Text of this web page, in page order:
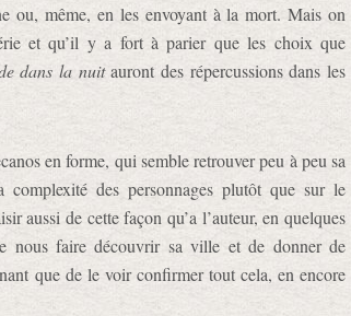
ou, même, en les envoyant à la mort. Mais on
et qu’il y a fort à parier que les choix que
dans la nuitauront des répercussions dans les
en forme, qui semble retrouver peu à peu sa
des personnages plutôt que sur le
aussi de cette façon qu’a l’auteur, en quelques
nous faire découvrir sa ville et de donner de
que de le voir confirmer tout cela, en encore